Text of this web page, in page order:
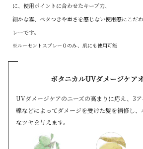
に、使用ポイントに合わせたキープ力、
細かな霧、ベタつきや重さを感じない使用感にこだ
レーです。
※ルーセントスプレー０のみ、肌にも使用可能
ボタニカルUVダメージケア
UVダメージケアのニーズの高まりに応え、3ア
線などによってダメージを受けた髪を補修し、
なツヤを与えます。